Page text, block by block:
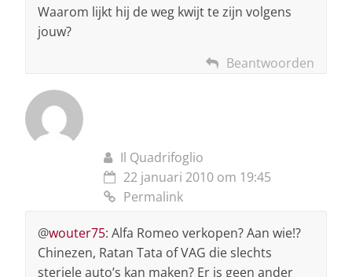
Waarom lijkt hij de weg kwijt te zijn volgens
jouw?
Beantwoorden
Il Quadrifoglio
22 januari 2010 om 19:45
Permalink
@wouter75: Alfa Romeo verkopen? Aan wie!?
Chinezen, Ratan Tata of VAG die slechts
steriele auto’s kan maken? Er is geen ander